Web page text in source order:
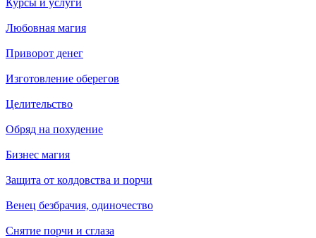
Любовная магия
Приворот денег
Изготовление оберегов
Целительство
Обряд на похудение
Бизнес магия
Защита от колдовства и порчи
Венец безбрачия, одиночество
Снятие порчи и сглаза